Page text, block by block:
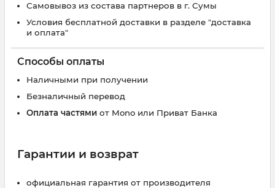
Самовывоз из состава партнеров в г. Сумы
Условия бесплатной доставки в разделе "доставка
и оплата"
Способы оплаты
Наличными при получении
Безналичный перевод
Оплата частями от Mono или Приват Банка
Гарантии и возврат
официальная гарантия от производителя